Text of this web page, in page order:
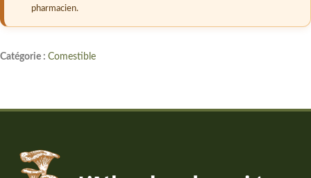
pharmacien.
Catégorie : Comestible